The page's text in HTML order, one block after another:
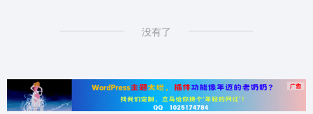
没有了